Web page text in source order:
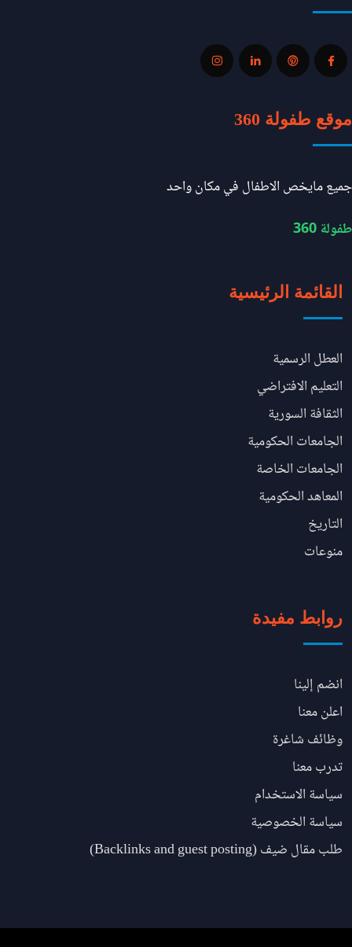
موقع طفولة 360
جميع مايخص الاطفال في مكان واحد
طفولة 360
القائمة الرئيسية
العطل الرسمية
التعليم الافتراضي
الثقافة السورية
الجامعات الحكومية
الجامعات الخاصة
المعاهد الحكومية
التاريخ
منوعات
روابط مفيدة
انضم إلينا
اعلن معنا
وظائف شاغرة
تدرب معنا
سياسة الاستخدام
سياسة الخصوصية
طلب مقال ضيف (Backlinks and guest posting)